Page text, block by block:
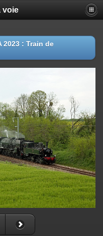
voie
2023 : Train de